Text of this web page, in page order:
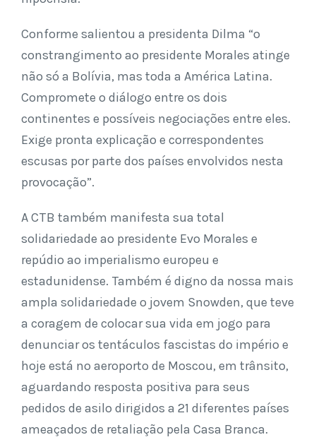
Conforme salientou a presidenta Dilma “o
constrangimento ao presidente Morales atinge
não só a Bolívia, mas toda a América Latina.
Compromete o diálogo entre os dois
continentes e possíveis negociações entre eles.
Exige pronta explicação e correspondentes
escusas por parte dos países envolvidos nesta
provocação”.
A CTB também manifesta sua total
solidariedade ao presidente Evo Morales e
repúdio ao imperialismo europeu e
estadunidense. Também é digno da nossa mais
ampla solidariedade o jovem Snowden, que teve
a coragem de colocar sua vida em jogo para
denunciar os tentáculos fascistas do império e
hoje está no aeroporto de Moscou, em trânsito,
aguardando resposta positiva para seus
pedidos de asilo dirigidos a 21 diferentes países
ameaçados de retaliação pela Casa Branca.